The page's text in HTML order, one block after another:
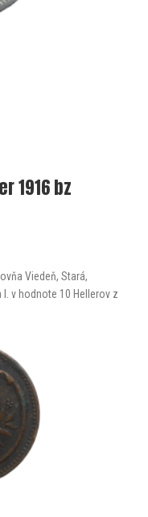
1916 bz
Viedeň, Stará,
v hodnote 10 Hellerov z